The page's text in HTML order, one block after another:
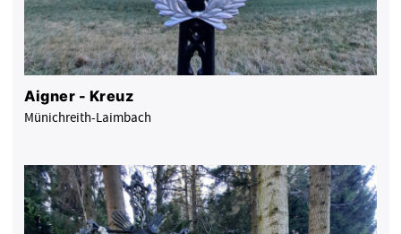
Aigner - Kreuz
Münichreith-Laimbach